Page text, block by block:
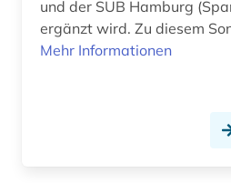
und latino studies (1)
fachportal (1)
und der SUB Hamburg
ergänzt wird. Zu
Mehr Informationen